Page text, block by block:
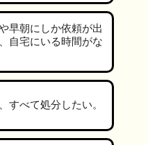
早朝にしか依頼が出
自宅にいる時間がな
すべて処分したい。